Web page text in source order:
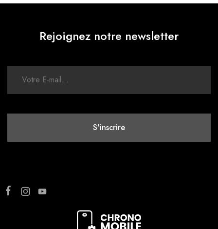
Rejoignez notre newsletter